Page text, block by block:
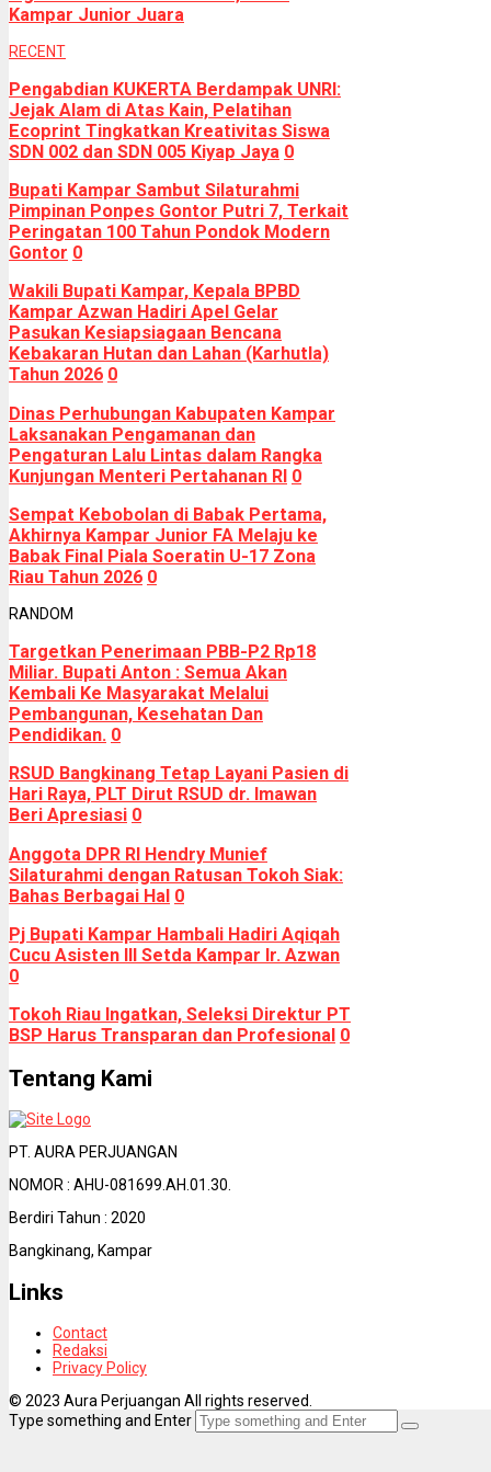
Kampar Junior Juara
RECENT
Pengabdian KUKERTA Berdampak UNRI:
Jejak Alam di Atas Kain, Pelatihan
Ecoprint Tingkatkan Kreativitas Siswa
SDN 002 dan SDN 005 Kiyap Jaya 0
Bupati Kampar Sambut Silaturahmi
Pimpinan Ponpes Gontor Putri 7, Terkait
Peringatan 100 Tahun Pondok Modern
Gontor 0
Wakili Bupati Kampar, Kepala BPBD
Kampar Azwan Hadiri Apel Gelar
Pasukan Kesiapsiagaan Bencana
Kebakaran Hutan dan Lahan (Karhutla)
Tahun 2026 0
Dinas Perhubungan Kabupaten Kampar
Laksanakan Pengamanan dan
Pengaturan Lalu Lintas dalam Rangka
Kunjungan Menteri Pertahanan RI 0
Sempat Kebobolan di Babak Pertama,
Akhirnya Kampar Junior FA Melaju ke
Babak Final Piala Soeratin U-17 Zona
Riau Tahun 2026 0
RANDOM
Targetkan Penerimaan PBB-P2 Rp18
Miliar. Bupati Anton : Semua Akan
Kembali Ke Masyarakat Melalui
Pembangunan, Kesehatan Dan
Pendidikan. 0
RSUD Bangkinang Tetap Layani Pasien di
Hari Raya, PLT Dirut RSUD dr. Imawan
Beri Apresiasi 0
Anggota DPR RI Hendry Munief
Silaturahmi dengan Ratusan Tokoh Siak:
Bahas Berbagai Hal 0
Pj Bupati Kampar Hambali Hadiri Aqiqah
Cucu Asisten III Setda Kampar Ir. Azwan
0
Tokoh Riau Ingatkan, Seleksi Direktur PT
BSP Harus Transparan dan Profesional 0
Tentang Kami
PT. AURA PERJUANGAN
NOMOR : AHU-081699.AH.01.30.
Berdiri Tahun : 2020
Bangkinang, Kampar
Links
Contact
Redaksi
Privacy Policy
© 2023 Aura Perjuangan All rights reserved.
Type something and Enter